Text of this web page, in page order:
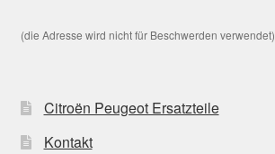
(die Adresse wird nicht für Beschwerden verwendet)
Citroën Peugeot Ersatzteile
Kontakt